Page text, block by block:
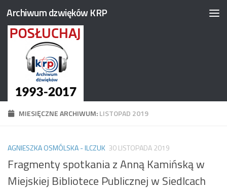
Przejdź do treści
Archiwum dzwięków KRP
MIESIĘCZNE ARCHIWUM:LISTOPAD 2019
AGNIESZKA OSMÓLSKA - ILCZUK 30 LISTOPADA 2019
Fragmenty spotkania z Anną Kamińską w
Miejskiej Bibliotece Publicznej w Siedlcach